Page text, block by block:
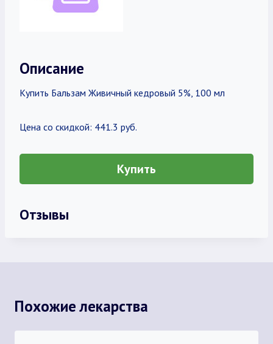
Описание
Купить Бальзам Живичный кедровый 5%, 100 мл
Цена со скидкой: 441.3 руб.
Купить
Отзывы
Похожие лекарства